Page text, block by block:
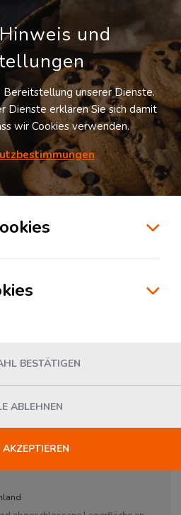
und
Bereitstellung unserer Dienste.
Dienste erklären Sie sich damit
wir Cookies verwenden.
BESTÄTIGEN
ABLEHNEN